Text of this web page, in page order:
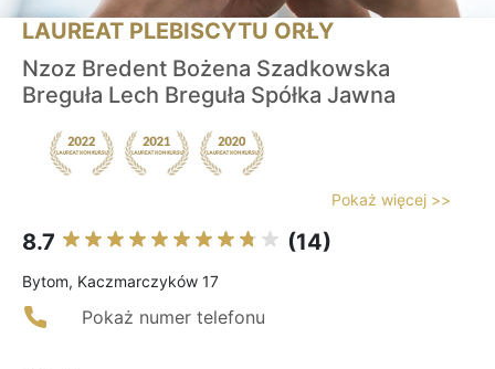
LAUREAT PLEBISCYTU ORŁY
Nzoz Bredent Bożena Szadkowska
Breguła Lech Breguła Spółka Jawna
Pokaż więcej >>
8.7 (14)
Bytom, Kaczmarczyków 17
Pokaż numer telefonu